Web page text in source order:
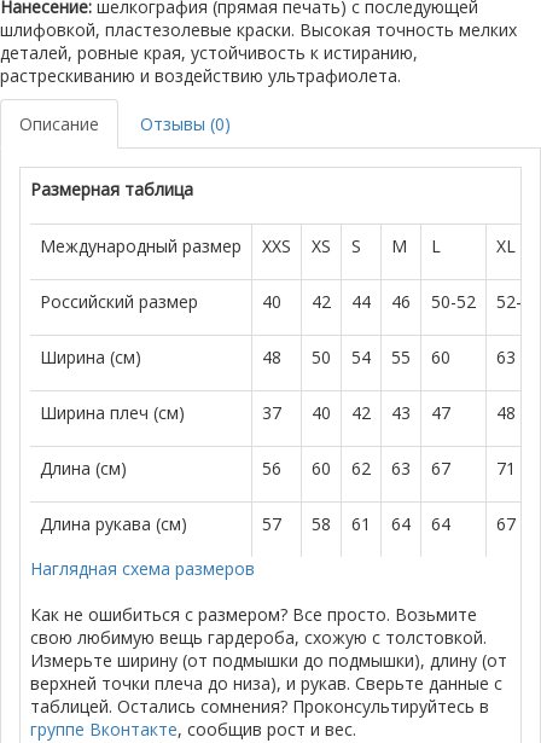
Нанесение: шелкография (прямая печать) с последующей
шлифовкой, пластезолевые краски. Высокая точность мелких
деталей, ровные края, устойчивость к истиранию,
растрескиванию и воздействию ультрафиолета.
Описание Отзывы (0)
Размерная таблица
Международный размер XXS XS S M L XL
Российский размер 40 42 44 46 50-52 52-54
Ширина (см) 48 50 54 55 60 63
Ширина плеч (см) 37 40 42 43 47 48
Длина (см) 56 60 62 63 67 71
Длина рукава (см) 57 58 61 64 64
67
Наглядная схема размеров
Как не ошибиться с размером? Все просто. Возьмите
свою любимую вещь гардероба, схожую с толстовкой.
Измерьте ширину (от подмышки до подмышки), длину (от
верхней точки плеча до низа), и рукав. Сверьте данные с
таблицей. Остались сомнения? Проконсультируйтесь в
группе Вконтакте, сообщив рост и вес.